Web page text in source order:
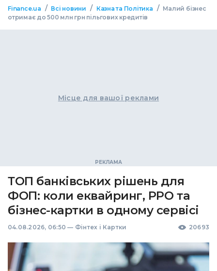
Finance.ua / Всі новини / Казна та Політика / Малий бізнес
отримає до 500 млн грн пільгових кредитів
Місце для вашої реклами
ТОП банківських рішень для
ФОП: коли еквайринг, РРО та
бізнес-картки в одному сервісі
04.08.2026, 06:50 — Фінтех і Картки 20693